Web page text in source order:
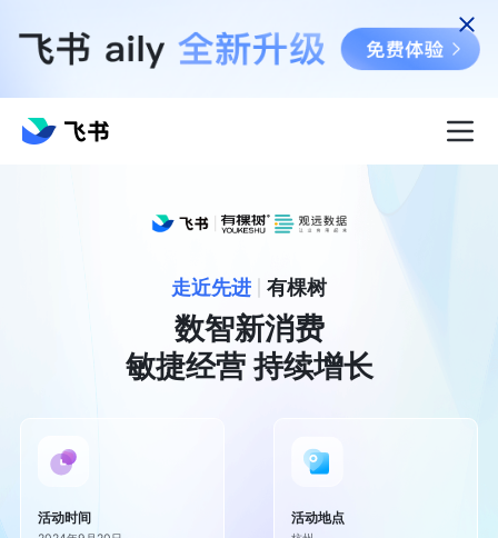
走近先进 有棵树
数智新消费
敏捷经营 持续增长
活动时间 活动地点